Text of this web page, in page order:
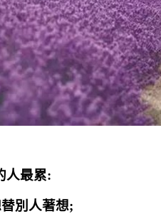
人最累:
別人著想;